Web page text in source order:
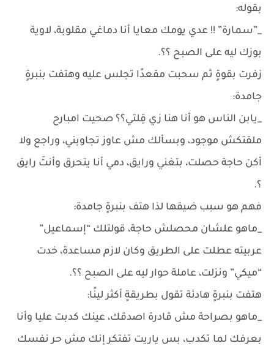
بقوله:
_”سمارة” !! عدي يومك معايا أنا دماغي مقلوبة، لاوية
بوزك ليه على الصبح ؟؟.
زفرت بقوةٍ ثم سحبت مقعدًا تجلس عليه وهتفت بنبرةٍ
جامدة:
_يابن الناس هو أنا هنا زي قِلتي؟؟ صحيت امبارح
ملقتكش موجود، وبسألك مش عاوز تجاوبني، وراجع ولا
أكن حاجة حصلت، بتغني ورايق، دمي أنا يتحرق وأنتَ رايق
؟.
فهم هو سبب ضيقها لذا هتف بنبرةٍ جامدة:
_ماهو علشان محصلش حاجة، قولتلك “إسماعيل”
عربيته عطلت على الطريق وكان لازم مساعدة، خدت
“ميكي” ونزلت، عاملة حوار ليه على الصبح ؟؟.
هتفت بنبرةٍ هادئة تقول بطريقةٍ أكثر لينًا:
_ماهو بصراحة مش قادرة اصدقك، عينك كدبت عليا وأنا
بعرفك لما تكدب، بس ياريت تفتكر إنك مش حر نفسك